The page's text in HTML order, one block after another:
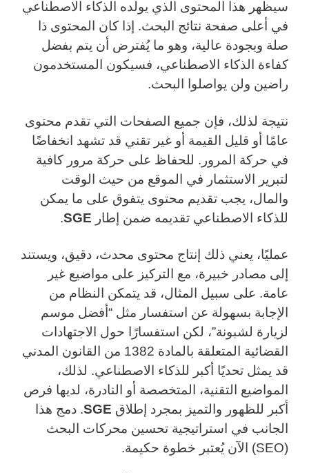
سيظهر هذا المحتوى الذي يولده الذكاء الاصطناعي
في أعلى صفحة نتائج البحث. إذا كان المحتوى ذا
صلة وبجودة عالية، وهو ما يُفترض أن يتم بفضل
كفاءة الذكاء الاصطناعي، فسيكون المستخدمون
راضين ولن يواصلوا البحث.
نتيجة لذلك، فإن جميع الصفحات التي تقدم محتوى
عامًا أو قليل القيمة أو غير تقني قد تشهد انخفاضًا
في حركة المرور. للحفاظ على حركة مرور كافية
لتبرير الاستثمار في الموقع من حيث الوقت
والمال، يجب تقديم محتوى يتفوق على ما يمكن
للذكاء الاصطناعي تقديمه ضمن إطار SGE
.
عمليًا، يعني ذلك إنتاج محتوى محدث، دقيق، ويستند
إلى مصادر خبيرة، مع التركيز على مواضيع غير
عامة. على سبيل المثال، قد يتمكن النظام من
الإجابة بسهولة عن استفسار مثل “أفضل موسم
لزيارة لشبونة”، لكن استفسارًا حول الاجتهادات
القضائية المتعلقة بالمادة 1382 من القانون المدني
قد يمثل تحديًا أكبر للذكاء الاصطناعي. لذلك،
المواضيع التقنية، المتخصصة أو النادرة، لديها فرص
أكبر للظهور والتميز بمجرد إطلاق SGE. دمج هذا
الجانب في استراتيجية تحسين محركات البحث
(SEO) الآن يُعتبر خطوة حكيمة.